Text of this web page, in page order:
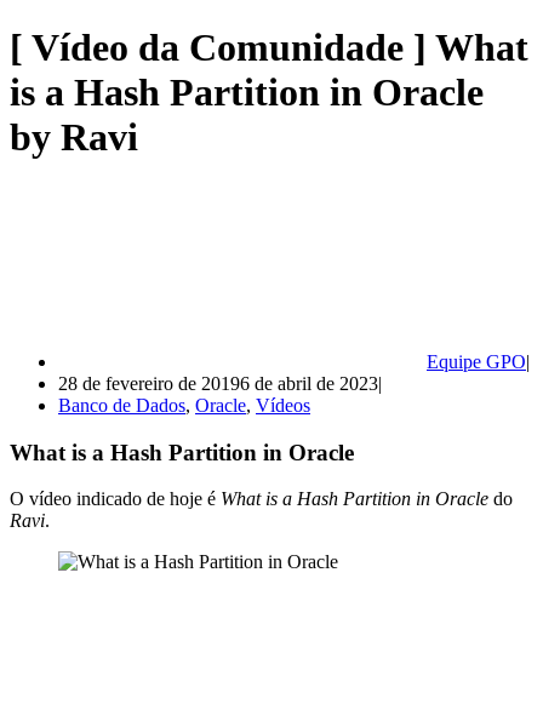
[ Vídeo da Comunidade ] What
is a Hash Partition in Oracle
by Ravi
Equipe GPO
28 de fevereiro de 20196 de abril de 2023
Banco de Dados, Oracle, Vídeos
What is a Hash Partition in Oracle
O vídeo indicado de hoje é What is a Hash Partition in Oracle do
Ravi.